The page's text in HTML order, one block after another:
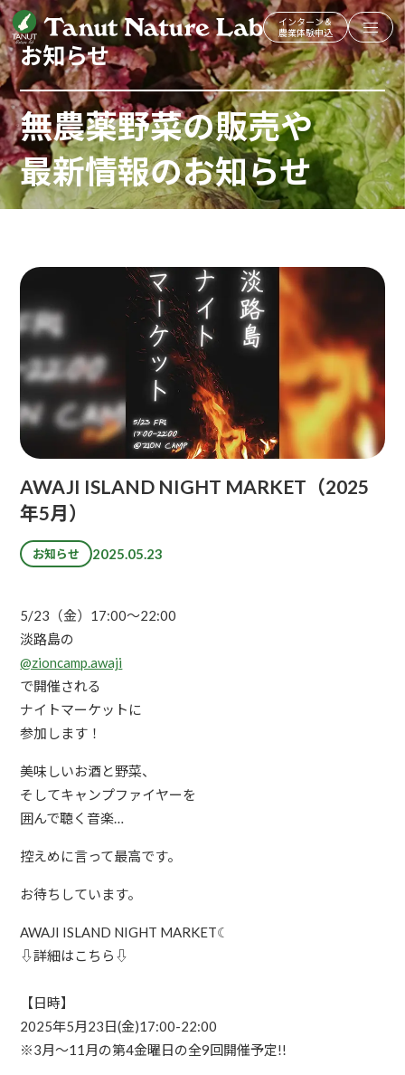
インターン＆
農業体験申込
お知らせ
無農薬野菜の販売や
最新情報のお知らせ
AWAJI ISLAND NIGHT MARKET（2025
年5月）
お知らせ 2025.05.23
5/23（金）17:00〜22:00
淡路島の
@zioncamp.awaji
で開催される
ナイトマーケットに
参加します！
美味しいお酒と野菜、
そしてキャンプファイヤーを
囲んで聴く音楽…
控えめに言って最高です。
お待ちしています。
AWAJI ISLAND NIGHT MARKET☾
⇩詳細はこちら⇩
【日時】
2025年5月23日(金)17:00-22:00
※3月〜11月の第4金曜日の全9回開催予定!!